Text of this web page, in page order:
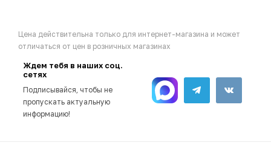
Цена действительна только для интернет-магазина и может
отличаться от цен в розничных магазинах
Ждем тебя в наших соц.
сетях
Подписывайся, чтобы не
пропускать актуальную
информацию!